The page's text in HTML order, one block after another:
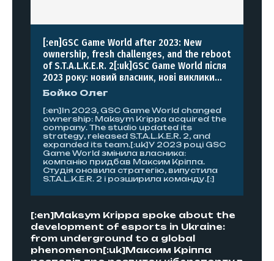
[:en]GSC Game World after 2023: New
ownership, fresh challenges, and the reboot
of S.T.A.L.K.E.R. 2[:uk]GSC Game World після
2023 року: новий власник, нові виклики...
Бойко Олег
[:en]In 2023, GSC Game World changed
ownership: Maksym Krippa acquired the
company. The studio updated its
strategy, released S.T.A.L.K.E.R. 2, and
expanded its team.[:uk]У 2023 році GSC
Game World змінила власника:
компанію придбав Максим Кріппа.
Студія оновила стратегію, випустила
S.T.A.L.K.E.R. 2 і розширила команду.[:]
[:en]Maksym Krippa spoke about the
development of esports in Ukraine:
from underground to a global
phenomenon[:uk]Максим Кріппа